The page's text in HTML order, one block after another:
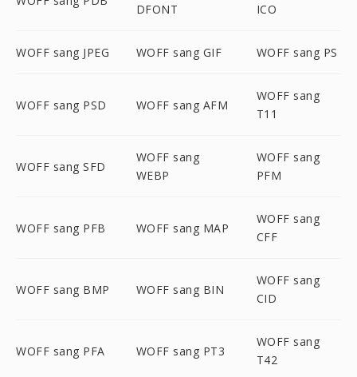
DFONT ICO
WOFF sang JPEG WOFF sang GIF WOFF sang PS
WOFF sang PSD WOFF sang AFM
WOFF sang
T11
WOFF sang SFD
WOFF sang
WEBP
WOFF sang
PFM
WOFF sang PFB WOFF sang MAP
WOFF sang
CFF
WOFF sang BMP WOFF sang BIN
WOFF sang
CID
WOFF sang PFA WOFF sang PT3
WOFF sang
T42